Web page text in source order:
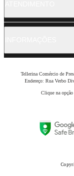
Tellerina Comércio de
Endereço: Rua Verbo
Clique na